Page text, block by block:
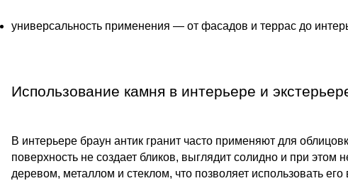
универсальность применения — от фасадов и террас до
Использование камня в интерьере и
В интерьере браун антик гранит часто применяют для
поверхность не создает бликов, выглядит солидно и при этом
деревом, металлом и стеклом, что позволяет использовать